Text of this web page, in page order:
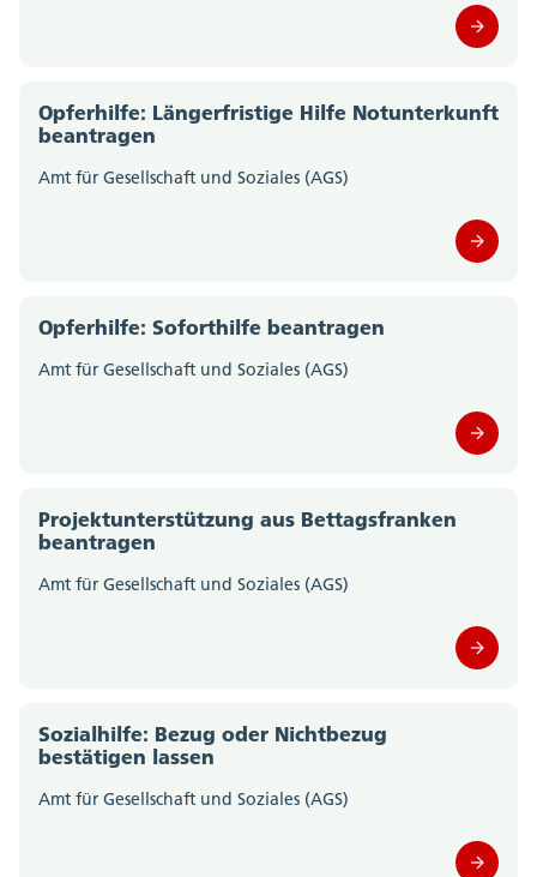
Steueramt (0)
Opferhilfe: Längerfristige Hilfe Notunterkunft
beantragen
Amt für Gesellschaft und Soziales (AGS)
Opferhilfe: Soforthilfe beantragen
Amt für Gesellschaft und Soziales (AGS)
Projektunterstützung aus Bettagsfranken
beantragen
Amt für Gesellschaft und Soziales (AGS)
Sozialhilfe: Bezug oder Nichtbezug
bestätigen lassen
Amt für Gesellschaft und Soziales (AGS)